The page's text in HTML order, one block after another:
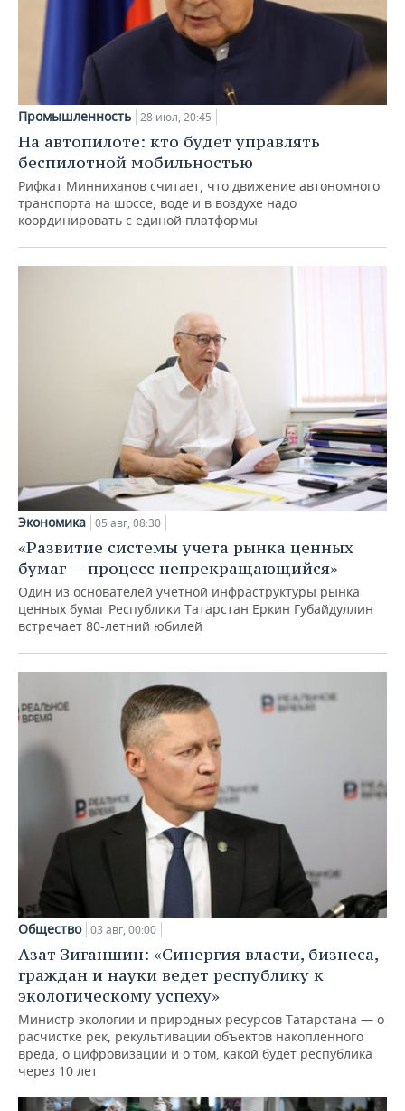
Промышленность 28 июл, 20:45
На автопилоте: кто будет управлять
беспилотной мобильностью
Рифкат Минниханов считает, что движение автономного
транспорта на шоссе, воде и в воздухе надо
координировать с единой платформы
Экономика 05 авг, 08:30
«Развитие системы учета рынка ценных
бумаг — процесс непрекращающийся»
Один из основателей учетной инфраструктуры рынка
ценных бумаг Республики Татарстан Еркин Губайдуллин
встречает 80-летний юбилей
Общество 03 авг, 00:00
Азат Зиганшин: «Синергия власти, бизнеса,
граждан и науки ведет республику к
экологическому успеху»
Министр экологии и природных ресурсов Татарстана — о
расчистке рек, рекультивации объектов накопленного
вреда, о цифровизации и о том, какой будет республика
через 10 лет